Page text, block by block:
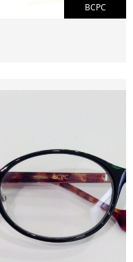
BCPC